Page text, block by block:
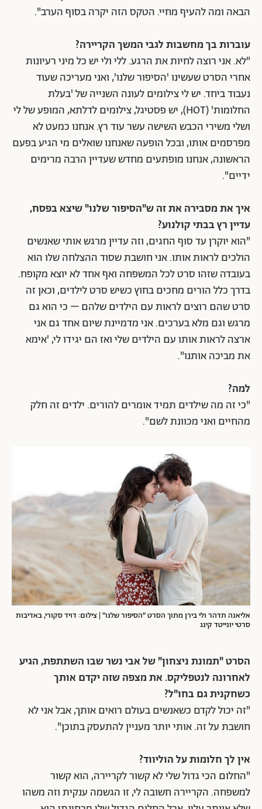
הבאה ומה להעיף מחיי. הטקס הזה יקרה בסוף הערב".
עוברות בך מחשבות לגבי המשך הקריירה?
"לא. אני רוצה לחיות את הרגע. ללי ולי יש כל מיני רעיונות
אחרי הסרט שעשינו 'הסיפור שלנו', ואני מעריכה שעוד
נעבוד ביחד. יש לי צילומים לעונה השנייה של 'בעלת
החלומות' (HOT), יש פסטיגל, צילומים לדלתא, המופע של לי
ושלי משירי הכבש השישה עשר עוד רץ. אנחנו כמעט לא
מפרסמים אותו, ובכל הופעה שאנחנו שואלים מי הגיע בפעם
הראשונה, אנחנו מופתעים מחדש שעדיין הרבה מרימים
ידיים".
איך את מסבירה את זה ש"הסיפור שלנו" שיצא בפסח,
עדיין רץ בבתי קולנוע?
"הוא יוקרן עד סוף החגים, וזה עדיין מרגש אותי שאנשים
הולכים לראות אותו. אני חושבת שסוד ההצלחה שלו הוא
בעובדה שזהו סרט לכל המשפחה ואף אחד לא יוצא מקופח.
בדרך כלל הורים מחכים בחוץ כשיש סרט לילדים, וכאן זה
סרט שהם רוצים לראות עם הילדים שלהם – כי הוא גם
מרגש וגם מלא בערכים. אני מדמיינת שיום אחד גם אני
ארצה לראות אותו עם הילדים שלי ואז הם יגידו לי, 'אימא
את מביכה אותנו".
למה?
"כי זה מה שילדים תמיד אומרים להורים. ילדים זה חלק
מהחיים ואני מכוונת לשם".
אליאנה תדהר ולי בירן מתוך הסרט "הסיפור שלנו" | צילום: דויד סקורי, באדיבות
סרטי יונייטד קינג
הסרט "תמונת ניצחון" של אבי נשר שבו השתתפת, הגיע
לאחרונה לנטפליקס. את מצפה שזה יקדם אותך
כשחקנית גם בחו"ל?
"זה יכול לקדם כשאנשים בעולם רואים אותך, אבל אני לא
חושבת על זה. אותי יותר מעניין להתעסק בתוכן".
אין לך חלומות על הוליווד?
"החלום הכי גדול שלי לא קשור לקריירה, הוא קשור
למשפחה. הקריירה חשובה לי, זו הגשמה ענקית וזה משהו